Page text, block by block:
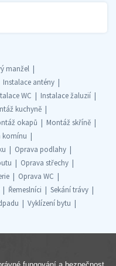
manžel
Instalace antény
WC
Instalace žaluzií
kuchyně
okapů
Montáž skříně
komínu
Oprava podlahy
Oprava střechy
Oprava WC
Řemeslníci
Sekání trávy
Vyklízení bytu